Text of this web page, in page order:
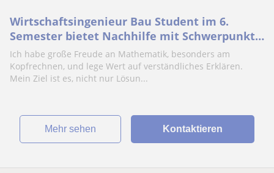
Wirtschaftsingenieur Bau Student im 6.
Semester bietet Nachhilfe mit Schwerpunkt
Mathe, TM und Wirtschaft von Realschule bis
Abi
Ich habe große Freude an Mathematik, besonders am
Kopfrechnen, und lege Wert auf verständliches Erklären.
Mein Ziel ist es, nicht nur Lösun...
Mehr sehen Kontaktieren